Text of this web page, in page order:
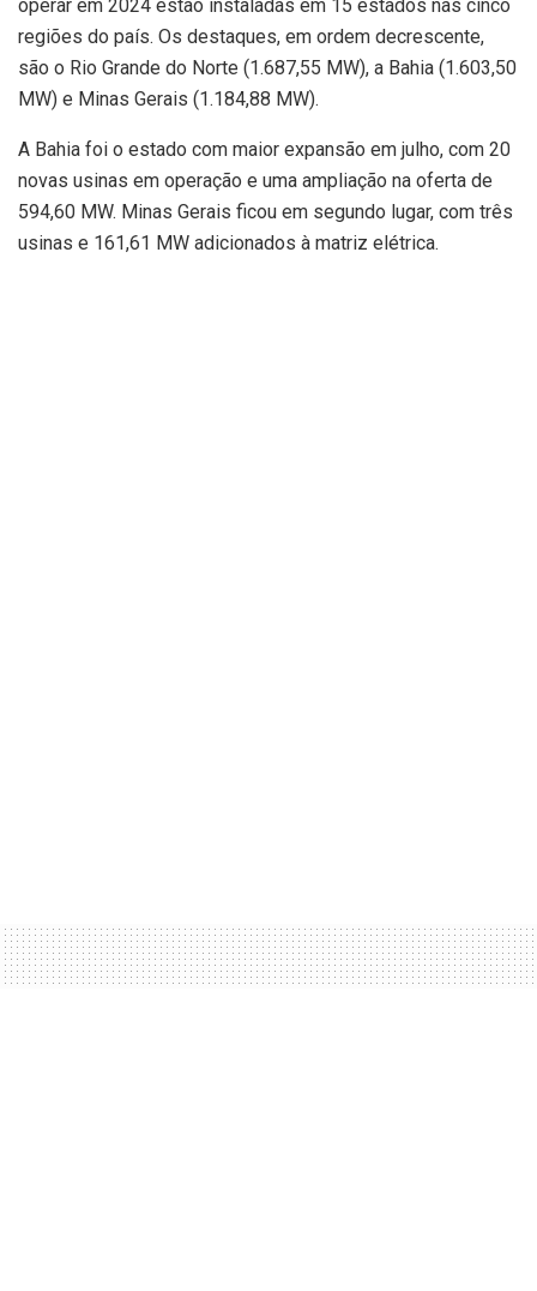
operar em 2024 estão instaladas em 15 estados nas cinco
regiões do país. Os destaques, em ordem decrescente,
são o Rio Grande do Norte (1.687,55 MW), a Bahia (1.603,50
MW) e Minas Gerais (1.184,88 MW).
A Bahia foi o estado com maior expansão em julho, com 20
novas usinas em operação e uma ampliação na oferta de
594,60 MW. Minas Gerais ficou em segundo lugar, com três
usinas e 161,61 MW adicionados à matriz elétrica.